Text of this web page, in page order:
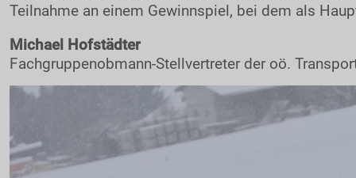
Teilnahme an einem Gewinnspiel, bei dem als
Michael Hofstädter
Fachgruppenobmann-Stellvertreter der oö.